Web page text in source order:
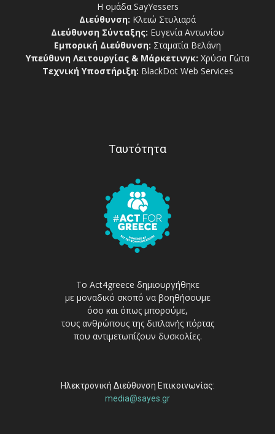
Η ομάδα SayYessers
Διεύθυνση: Κλειώ Στυλιαρά
Διεύθυνση Σύνταξης: Ευγενία Αντωνίου
Εμπορική Διεύθυνση: Σταματία Βελάνη
Υπεύθυνη Λειτουργίας & Μάρκετινγκ: Χρύσα Γώτα
Τεχνική Υποστήριξη: BlackDot Web Services
Ταυτότητα
Το Act4greece δημιουργήθηκε
με μοναδικό σκοπό να βοηθήσουμε
όσο και όπως μπορούμε,
τους ανθρώπους της διπλανής πόρτας
που αντιμετωπίζουν δυσκολίες.
Ηλεκτρονική Διεύθυνση Επικοινωνίας:
media@sayes.gr